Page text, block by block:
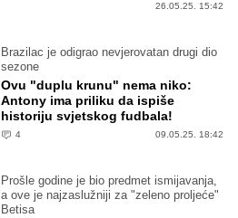
26.05.25. 15:42
Brazilac je odigrao nevjerovatan drugi dio
sezone
Ovu "duplu krunu" nema niko:
Antony ima priliku da ispiše
historiju svjetskog fudbala!
4 09.05.25. 18:42
Prošle godine je bio predmet ismijavanja,
a ove je najzaslužniji za "zeleno proljeće"
Betisa